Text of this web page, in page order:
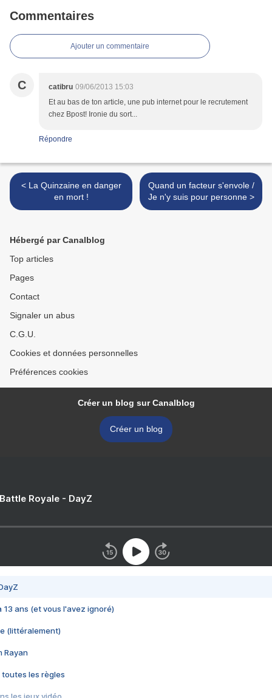
Commentaires
Ajouter un commentaire
C catibru 09/06/2013 15:03
Et au bas de ton article, une pub internet pour le recrutement
chez Bpost! Ironie du sort...
Répondre
< La Quinzaine en danger
en mort !
Quand un facteur s'envole /
Je n'y suis pour personne >
Hébergé par Canalblog
Top articles
Pages
Contact
Signaler un abus
C.G.U.
Cookies et données personnelles
Préférences cookies
Créer un blog sur Canalblog
Créer un blog
Royale - DayZ
13 ans (et vous l'avez ignoré)
(littéralement)
Rayan
toutes les règles
les jeux vidéo